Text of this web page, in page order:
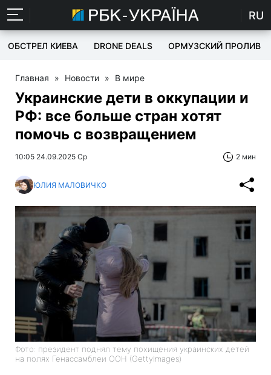
RU
ОБСТРЕЛ КИЕВА DRONE DEALS ОРМУЗСКИЙ ПРОЛИВ
Главная » Новости » В мире
Украинские дети в оккупации и
РФ: все больше стран хотят
помочь с возвращением
10:05 24.09.2025 Ср 2 мин
ЮЛИЯ МАЛОВИЧКО
Фото: президент поднял тему похищения украинских детей
на полях Генассамблеи ООН (GettyImages)